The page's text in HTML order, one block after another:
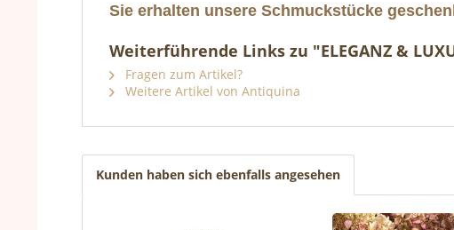
Sie erhalten unsere Schmuckstücke
Weiterführende Links zu "ELEGANZ &
Fragen zum Artikel?
Weitere Artikel von Antiquina
Kunden haben sich ebenfalls angesehen